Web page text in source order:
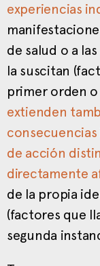
experiencias
de salud o a
la suscitan
primer orden
extienden
de acción
directamente
de la propia
(factores que
segunda